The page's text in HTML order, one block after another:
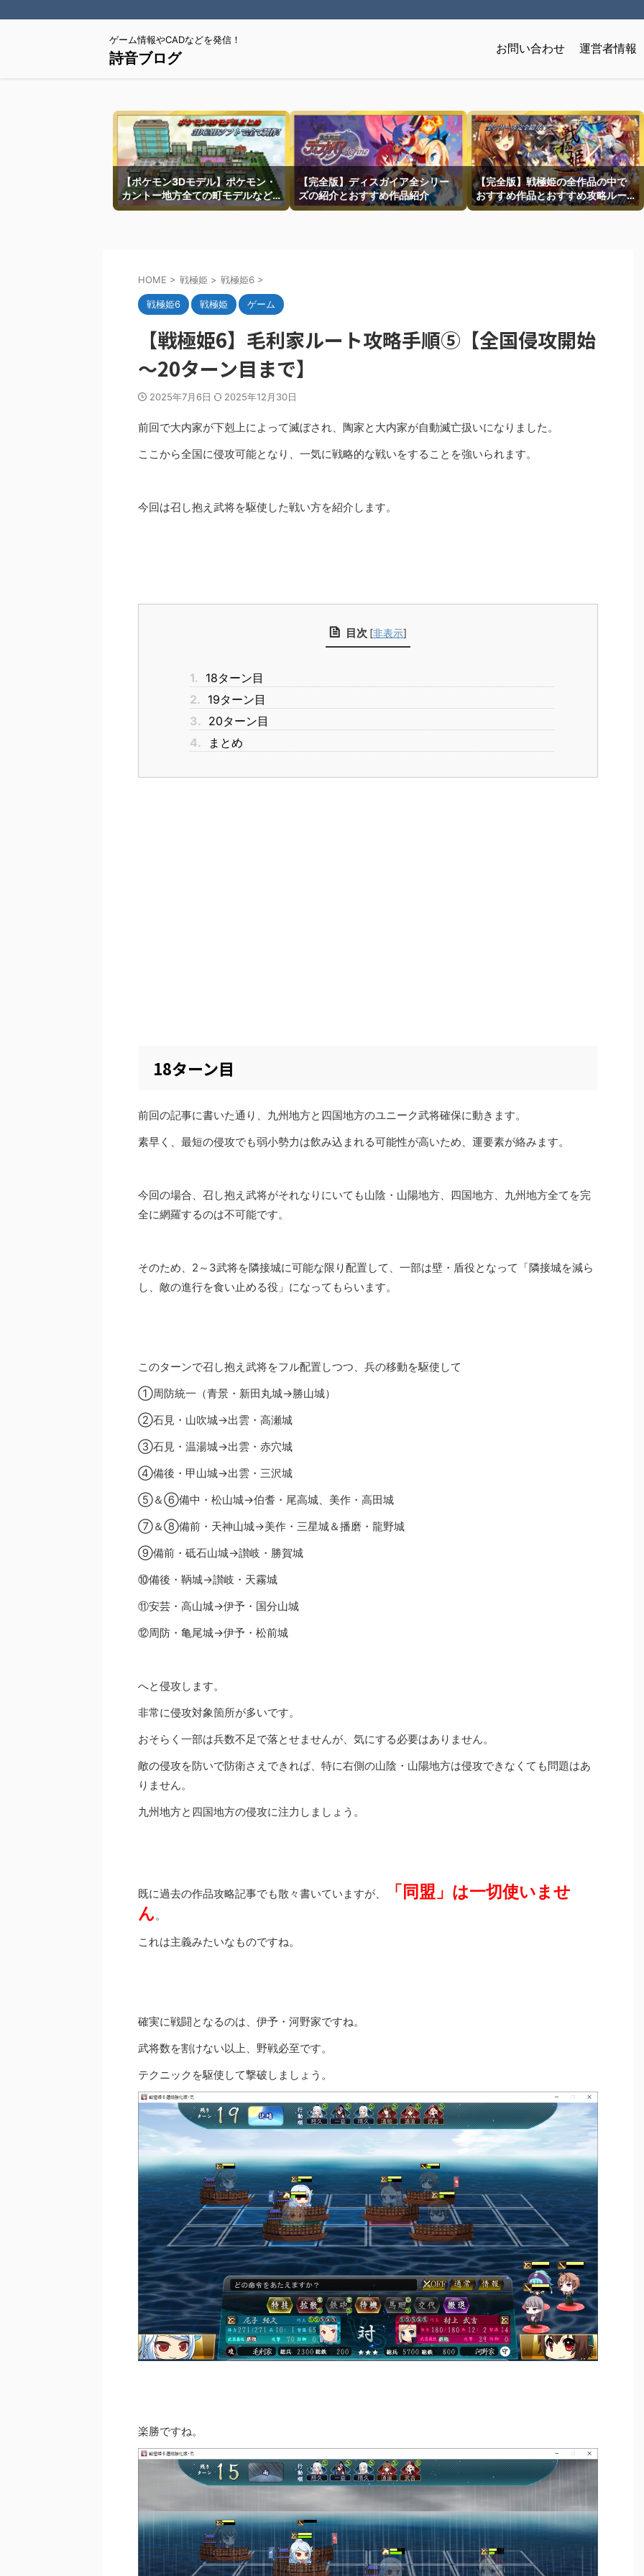
ゲーム情報やCADなどを発信！
詩音ブログ
お問い合わせ 運営者情報
【ポケモン3Dモデル】ポケモン・
カントー地方全ての町モデルなど
を紹介
【完全版】ディスガイア全シリー
ズの紹介とおすすめ作品紹介
【完全版】戦極姫の全作品の中で
おすすめ作品とおすすめ攻略ルー
トを一挙紹介
HOME > 戦極姫 > 戦極姫6 >
戦極姫6 戦極姫 ゲーム
【戦極姫6】毛利家ルート攻略手順⑤【全国侵攻開始
～20ターン目まで】
2025年7月6日 2025年12月30日
前回で大内家が下剋上によって滅ぼされ、陶家と大内家が自動滅亡扱いになりました。
ここから全国に侵攻可能となり、一気に戦略的な戦いをすることを強いられます。
今回は召し抱え武将を駆使した戦い方を紹介します。
目次 [非表示]
1. 18ターン目
2. 19ターン目
3. 20ターン目
4.
まとめ
18ターン目
前回の記事に書いた通り、九州地方と四国地方のユニーク武将確保に動きます。
素早く、最短の侵攻でも弱小勢力は飲み込まれる可能性が高いため、運要素が絡みます。
今回の場合、召し抱え武将がそれなりにいても山陰・山陽地方、四国地方、九州地方全てを完
全に網羅するのは不可能です。
そのため、2～3武将を隣接城に可能な限り配置して、一部は壁・盾役となって「隣接城を減ら
し、敵の進行を食い止める役」になってもらいます。
このターンで召し抱え武将をフル配置しつつ、兵の移動を駆使して
①周防統一（青景・新田丸城→勝山城）
②石見・山吹城→出雲・高瀬城
③石見・温湯城→出雲・赤穴城
④備後・甲山城→出雲・三沢城
⑤＆⑥備中・松山城→伯耆・尾高城、美作・高田城
⑦＆⑧備前・天神山城→美作・三星城＆播磨・龍野城
⑨備前・砥石山城→讃岐・勝賀城
⑩備後・鞆城→讃岐・天霧城
⑪安芸・高山城→伊予・国分山城
⑫周防・亀尾城→伊予・松前城
へと侵攻します。
非常に侵攻対象箇所が多いです。
おそらく一部は兵数不足で落とせませんが、気にする必要はありません。
敵の侵攻を防いで防衛さえできれば、特に右側の山陰・山陽地方は侵攻できなくても問題はあ
りません。
九州地方と四国地方の侵攻に注力しましょう。
既に過去の作品攻略記事でも散々書いていますが、
「同盟」は一切使いませ
ん。
これは主義みたいなものですね。
確実に戦闘となるのは、伊予・河野家ですね。
武将数を割けない以上、野戦必至です。
テクニックを駆使して撃破しましょう。
楽勝ですね。